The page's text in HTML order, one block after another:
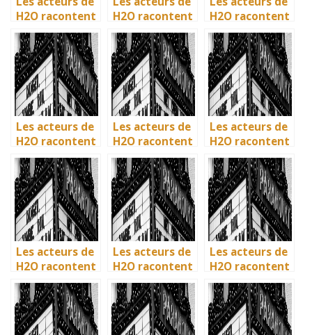
H2O racontent
: comment l’ile
de Mako a pris
vie en
Australie
H2O racontent
: comment l’ile
de Mako a pris
vie en
Australie
H2O racontent
: comment l’ile
de Mako a pris
vie en
Australie
Les acteurs de
H2O racontent
: comment l’ile
de Mako a pris
vie en
Australie
Les acteurs de
H2O racontent
: comment l’ile
de Mako a pris
vie en
Australie
Les acteurs de
H2O racontent
: comment l’ile
de Mako a pris
vie en
Australie
Les acteurs de
H2O racontent
: comment l’île
de Mako a pris
vie en
Australie
Les acteurs de
H2O racontent
: comment l’île
de Mako a pris
vie en
Australie
Les acteurs de
H2O racontent
: comment l’île
de Mako a pris
vie en
Australie